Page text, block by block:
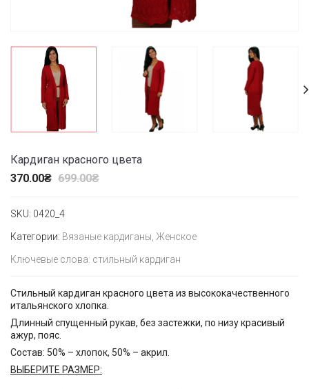
СКИДКА
Кардиган красного цвета
370.00₴ 699.00₴
SKU: 0420_4
Категории: Вязаные кардиганы, Женское
Ключевые слова: стильный кардиган
Стильный кардиган красного цвета из высококачественного
итальянского хлопка.
Длинный спущенный рукав, без застежки, по низу красивый
ажур, пояс.
Состав: 50% – хлопок, 50% – акрил.
ВЫБЕРИТЕ РАЗМЕР: